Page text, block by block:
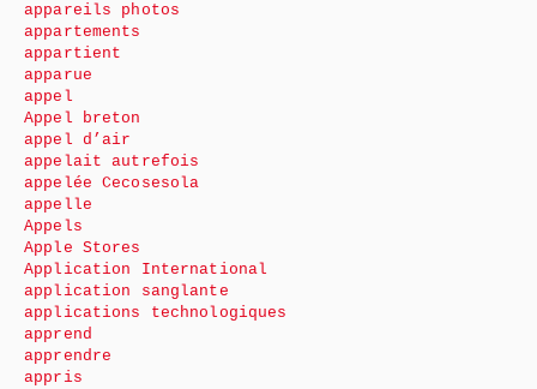
appareils photos
appartements
appartient
apparue
appel
Appel breton
appel d’air
appelait autrefois
appelée Cecosesola
appelle
Appels
Apple Stores
Application International
application sanglante
applications technologiques
apprend
apprendre
appris